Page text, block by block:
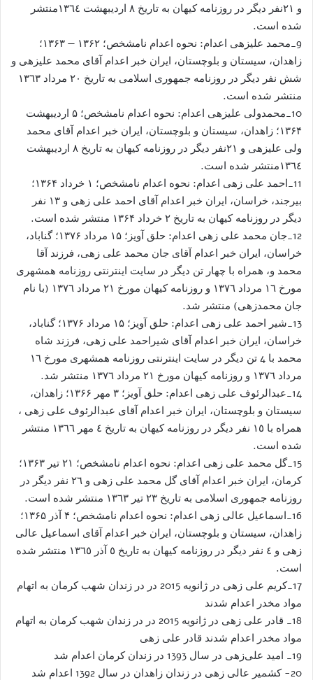
و ۲۱نفر دیگر در روزنامه کیهان به تاریخ ٨ اردیبهشت ١٣٦٤منتشر
شده است.
9_محمد علیزهی اعدام: نحوه اعدام نامشخص؛ ۱۳۶۲ — ۱۳۶۳؛
زاهدان، سيستان و بلوچستان، ايران خبر اعدام آقای محمد علیزهی و
شش نفر دیگر در روزنامه جمهوری اسلامی به تاریخ ٢٠ مرداد ١٣٦٣
منتشر شده است.
10_محمدولی علیزهی اعدام: نحوه اعدام نامشخص؛ ۵ اردیبهشت
۱۳۶۴؛ زاهدان، سيستان و بلوچستان، ايران خبر اعدام آقای محمد
ولی علیزهی و ۲۱نفر دیگر در روزنامه کیهان به تاریخ ٨ اردیبهشت
١٣٦٤منتشر شده است.
11_احمد علی زهی اعدام: نحوه اعدام نامشخص؛ ۱ خرداد ۱۳۶۴؛
بيرجند، خراسان، ايران خبر اعدام آقای احمد علی زهی و ۱۳ نفر
دیگر در روزنامه کیهان به تاریخ ۲ خرداد ۱۳۶۴ منتشر شده است.
12_جان محمد علی زهی اعدام: حلق آویز؛ ۱۵ مرداد ۱۳۷۶؛ گناباد،
خراسان، ايران خبر اعدام آقای جان محمد علی زهی، فرزند آقا
محمد و، همراه با چهار تن دیگر در سایت اینترنتی روزنامه همشهری
مورخ ١٦ مرداد ١٣٧٦ و روزنامه کیهان مورخ ٢١ مرداد ١٣٧٦ (با نام
جان محمدزهی) منتشر شد.
13_شیر احمد علی زهی اعدام: حلق آویز؛ ۱۵ مرداد ۱۳۷۶؛ گناباد،
خراسان، ايران خبر اعدام آقای شیراحمد علی زهی، فرزند شاه
محمد با 4 تن دیگر در سایت اینترنتی روزنامه همشهری مورخ ١٦
مرداد ١٣٧٦ و روزنامه کیهان مورخ ٢١ مرداد ١٣٧٦ منتشر شد.
14_عبدالرئوف علی زهی اعدام: حلق آویز؛ ۳ مهر ۱۳۶۶؛ زاهدان،
سيستان و بلوچستان، ايران خبر اعدام آقای عبدالرئوف علی زهی ،
همراه با ١٥ نفر دیگر در روزنامه کیهان به تاریخ ٤ مهر ١٣٦٦ منتشر
شده است.
15_گل محمد علی زهی اعدام: نحوه اعدام نامشخص؛ ۲۱ تیر ۱۳۶۳؛
کرمان، ايران خبر اعدام آقای گل محمد علی زهی و ٢٦ نفر دیگر در
روزنامه جمهوری اسلامی به تاریخ ٢٣ تیر ١٣٦٣ منتشر شده است.
16_اسماعیل عالی زهی اعدام: نحوه اعدام نامشخص؛ ۴ آذر ۱۳۶۵؛
زاهدان، سيستان و بلوچستان، ايران خبر اعدام آقای اسماعیل عالی
زهی و ٤ نفر دیگر در روزنامه کیهان به تاریخ ٥ آذر ١٣٦٥ منتشر شده
است.
17_کریم علی زهی در ژانویه 2015 در در زندان شهب کرمان به اتهام
مواد مخدر اعدام شدند
18_ قادر علی زهی در ژانویه 2015 در در زندان شهب کرمان به اتهام
مواد مخدر اعدام شدند قادر علی زهی
19_ امید علی‌زهی در سال 1393 در زندان کرمان اعدام شد
20- کشمیر عالی زهی در زندان زاهدان در سال 1392 اعدام شد